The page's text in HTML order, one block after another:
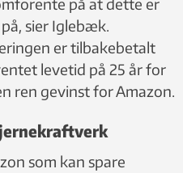
på at dette er
sier Iglebæk.
er tilbakebetalt
levetid på 25 år for
ren gevinst for Amazon.
som kan spare